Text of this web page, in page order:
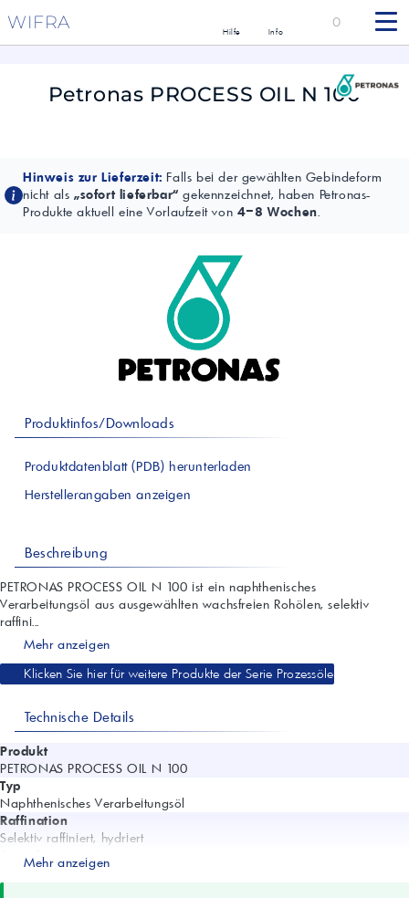
WIFRA Hilfe Info
0
Petronas PROCESS OIL N 100
Hinweis zur Lieferzeit: Falls bei der gewählten Gebindeform
nicht als „sofort lieferbar“ gekennzeichnet, haben Petronas-
Produkte aktuell eine Vorlaufzeit von 4–8 Wochen.
Produktinfos/Downloads
Produktdatenblatt (PDB) herunterladen
Herstellerangaben anzeigen
Beschreibung
PETRONAS PROCESS OIL N 100 ist ein naphthenisches
Verarbeitungsöl aus ausgewählten wachsfreien Rohölen, selektiv
raffini...
Mehr anzeigen
Klicken Sie hier für weitere Produkte der Serie Prozessöle
Technische Details
Produkt
PETRONAS PROCESS OIL N 100
Typ
Naphthenisches Verarbeitungsöl
Raffination
Selektiv raffiniert, hydriert
Aussehen
Mehr anzeigen